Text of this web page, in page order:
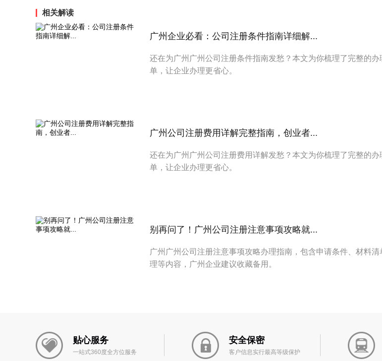
相关解读
广州企业必看：公司注册条件指南详细解...
还在为广州广州公司注册条件指南发愁？本文为你梳理了完整的
单，让企业办理更省心。
广州公司注册费用详解完整指南，创业者...
还在为广州广州公司注册费用详解发愁？本文为你梳理了完整的
单，让企业办理更省心。
别再问了！广州公司注册注意事项攻略就...
广州广州公司注册注意事项攻略办理指南，包含申请条件、材料
理等内容，广州企业建议收藏备用。
贴心服务
一站式360度全方位服务
安全保密
客户信息实行最高等级保护